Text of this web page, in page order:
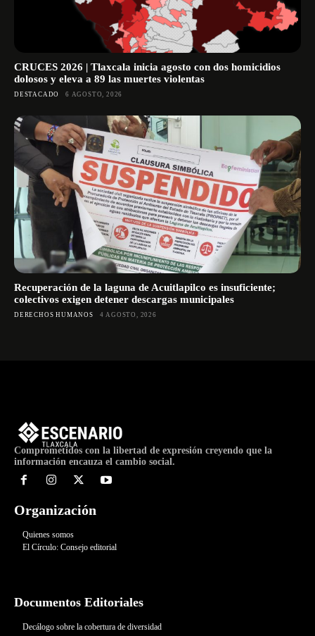
CRUCES 2026 | Tlaxcala inicia agosto con dos homicidios
dolosos y eleva a 89 las muertes violentas
DESTACADO 6 AGOSTO, 2026
Recuperación de la laguna de Acuitlapilco es insuficiente;
colectivos exigen detener descargas municipales
DERECHOS HUMANOS 4 AGOSTO, 2026
Comprometidos con la libertad de expresión creyendo que la
información encauza el cambio social.
Organización
Quienes somos
El Círculo: Consejo editorial
Documentos Editoriales
Decálogo sobre la cobertura de diversidad